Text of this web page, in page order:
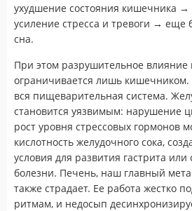
ухудшение состояния кишечника
усиление стресса и тревоги → еще
сна.
При этом разрушительное влияние
ограничивается лишь кишечником.
вся пищеварительная система.
становится уязвимым: нарушение
рост уровня стрессовых гормонов
кислотность желудочного сока,
условия для развития гастрита
болезни. Печень, наш главный
также страдает. Ее работа жестко
ритмам, и недосып